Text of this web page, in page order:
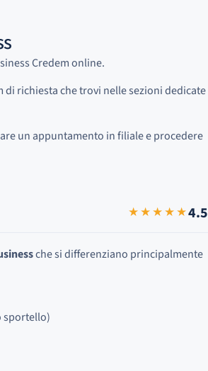
Credem online.
richiesta che trovi nelle sezioni dedicate
un appuntamento in filiale e procedere
★★★★★4.5
che si differenziano principalmente
sportello)